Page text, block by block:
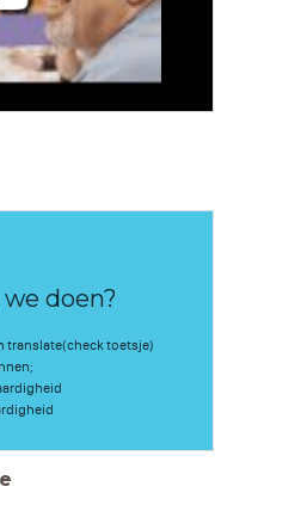
doen?
translate(check toetsje)